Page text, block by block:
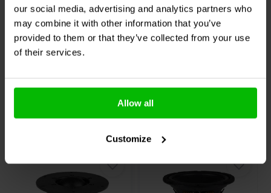
our social media, advertising and analytics partners who
may combine it with other information that you’ve
provided to them or that they’ve collected from your use
of their services.
Allow all
Customize
klantbeoordelingen
Vergleichen
10+ Auf Lager
klantbeoordelingen
Vergleichen
10+ Auf Lager